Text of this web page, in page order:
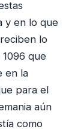
y en lo que
lo
que
en la
para el
aún
como